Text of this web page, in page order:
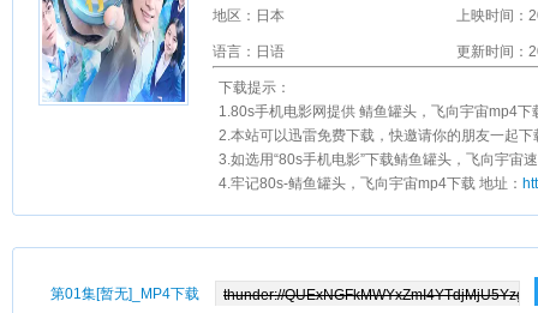
地区：日本 上映时间：
语言：日语 更新时间：
下载提示：
1.80s手机电影网提供 鲭鱼罐头，飞向宇宙mp4下载 和 鲭
2.本站可以迅雷免费下载，快邀请你的朋友一起
3.如选用“80s手机电影”下载鲭鱼罐头，飞向宇宙
4.牢记80s-鲭鱼罐头，飞向宇宙mp4下载 地址：
第01集[暂无]_MP4下载